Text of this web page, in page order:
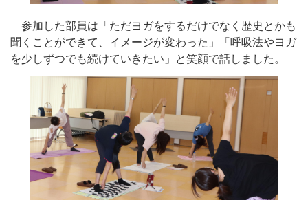
参加した部員は「ただヨガをするだけでなく歴史とかも
聞くことができて、イメージが変わった」「呼吸法やヨガ
を少しずつでも続けていきたい」と笑顔で話しました。